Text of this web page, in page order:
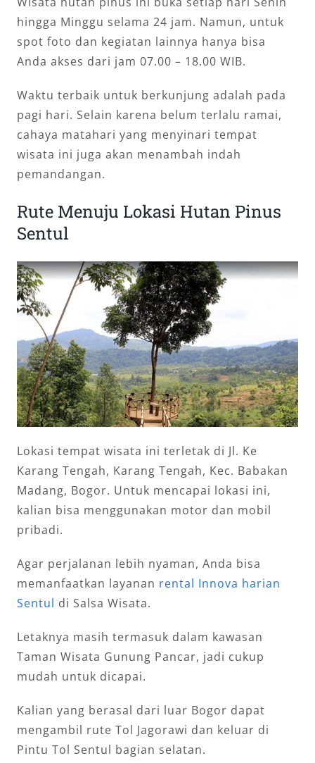
hingga Minggu selama 24 jam. Namun, untuk
spot foto dan kegiatan lainnya hanya bisa
Anda akses dari jam 07.00 – 18.00 WIB.
Waktu terbaik untuk berkunjung adalah pada
pagi hari. Selain karena belum terlalu ramai,
cahaya matahari yang menyinari tempat
wisata ini juga akan menambah indah
pemandangan.
Rute Menuju Lokasi Hutan Pinus
Sentul
Lokasi tempat wisata ini terletak di Jl. Ke
Karang Tengah, Karang Tengah, Kec. Babakan
Madang, Bogor. Untuk mencapai lokasi ini,
kalian bisa menggunakan motor dan mobil
pribadi.
Agar perjalanan lebih nyaman, Anda bisa
memanfaatkan layanan rental Innova harian
Sentul di Salsa Wisata.
Letaknya masih termasuk dalam kawasan
Taman Wisata Gunung Pancar, jadi cukup
mudah untuk dicapai.
Kalian yang berasal dari luar Bogor dapat
mengambil rute Tol Jagorawi dan keluar di
Pintu Tol Sentul bagian selatan.